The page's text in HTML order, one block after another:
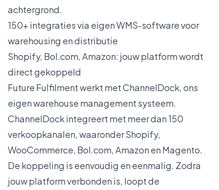
achtergrond.
150+ integraties via eigen WMS-software voor
warehousing en distributie
Shopify, Bol.com, Amazon: jouw platform wordt
direct gekoppeld
Future Fulfilment werkt met ChannelDock, ons
eigen warehouse management systeem.
ChannelDock integreert met meer dan 150
verkoopkanalen, waaronder Shopify,
WooCommerce, Bol.com, Amazon en Magento.
De koppeling is eenvoudig en eenmalig. Zodra
jouw platform verbonden is, loopt de